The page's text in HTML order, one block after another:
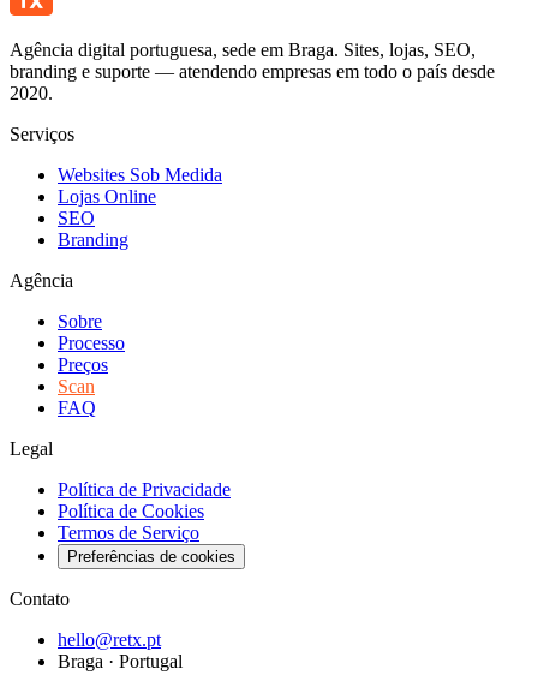
Agência digital portuguesa, sede em Braga. Sites, lojas, SEO,
branding e suporte — atendendo empresas em todo o país desde
2020.
Serviços
Websites Sob Medida
Lojas Online
SEO
Branding
Agência
Sobre
Processo
Preços
Scan
FAQ
Legal
Política de Privacidade
Política de Cookies
Termos de Serviço
Preferências de cookies
Contato
hello@retx.pt
Braga · Portugal